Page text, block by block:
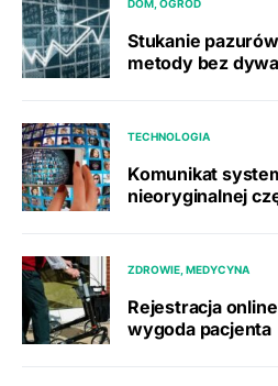
DOM, OGRÓD
Stukanie
metody bez
TECHNOLOGIA
Komunikat
nieoryginalnej
ZDROWIE, MEDYCYNA
Rejestracja
wygoda pacjenta